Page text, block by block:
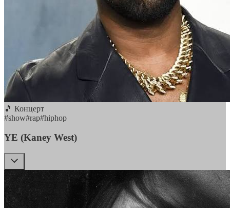
🎵 Концерт
#show#rap#hiphop
YE (Kaney West)